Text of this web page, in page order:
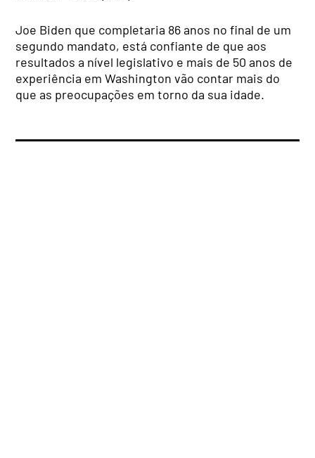
Joe Biden que completaria 86 anos no final de um
segundo mandato, está confiante de que aos
resultados a nível legislativo e mais de 50 anos de
experiência em Washington vão contar mais do
que as preocupações em torno da sua idade.